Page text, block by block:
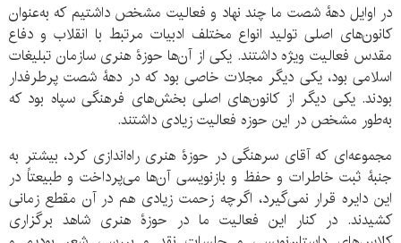
در اوایل دهۀ شصت ما چند نهاد و فعالیت مشخص داشتیم که به‌عنوان
کانون‌های اصلی تولید انواع مختلف ادبیات مرتبط با انقلاب و دفاع
مقدس فعالیت ویژه داشتند. یکی از آن‌ها حوزۀ هنری سازمان تبلیغات
اسلامی بود، یکی دیگر مجلات خاصی بود که در دهۀ شصت پرطرفدار
بودند. یکی دیگر از کانون‌های اصلی بخش‌های فرهنگی سپاه بود که
به‌طور مشخص در این حوزه فعالیت زیادی داشتند.
مجموعه‌ای که آقای سرهنگی در حوزۀ هنری راه‌اندازی کرد، بیشتر به
جنبۀ ثبت خاطرات و حفظ و بازنویسی آن‌ها می‌پرداخت و طبیعتاً در
این دایره قرار نمی‌گیرد، اگرچه زحمت زیادی هم در آن مقطع زمانی
کشیدند. در کنار این فعالیت ما در حوزۀ هنری شاهد برگزاری